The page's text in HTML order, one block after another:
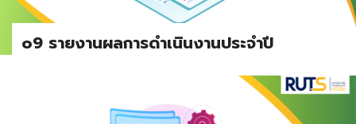
o9 รายงานผลการดำเนินงานประจำปี